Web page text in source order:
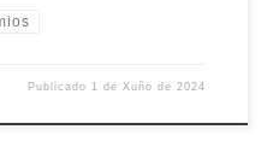
Publicado 1 de Xuño de 2024